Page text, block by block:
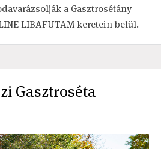
a Gasztrosétány
LIBAFUTAM keretein belül.
Gasztroséta